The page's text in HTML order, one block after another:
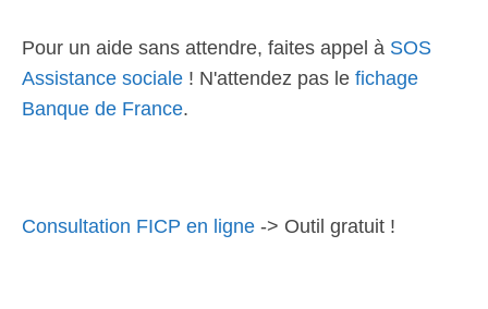
Pour un aide sans attendre, faites appel à SOS
Assistance sociale ! N'attendez pas le fichage
Banque de France.
Consultation FICP en ligne -> Outil gratuit !